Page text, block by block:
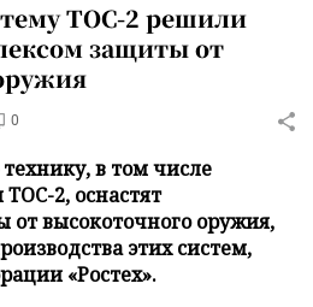
ТОС-2 решили
защиты от
0
в том числе
2, оснастят
высокоточного оружия,
этих систем,
«Ростех».